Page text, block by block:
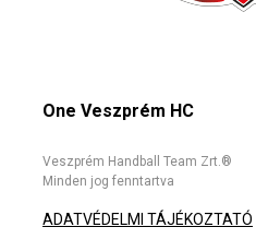
One Veszprém HC
Veszprém Handball Team Zrt.®
Minden jog fenntartva
ADATVÉDELMI TÁJÉKOZTATÓ